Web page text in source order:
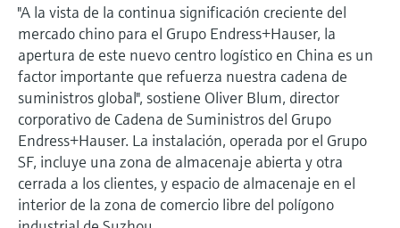
"A la vista de la continua significación creciente del
mercado chino para el Grupo Endress+Hauser, la
apertura de este nuevo centro logístico en China es un
factor importante que refuerza nuestra cadena de
suministros global", sostiene Oliver Blum, director
corporativo de Cadena de Suministros del Grupo
Endress+Hauser. La instalación, operada por el Grupo
SF, incluye una zona de almacenaje abierta y otra
cerrada a los clientes, y espacio de almacenaje en el
interior de la zona de comercio libre del polígono